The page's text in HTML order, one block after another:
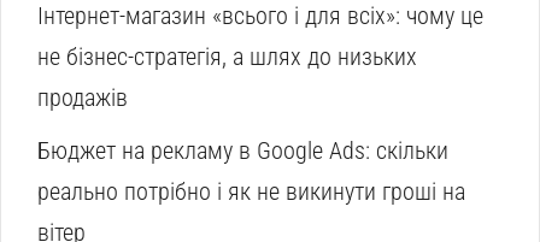
Інтернет-магазин «всього і для всіх»: чому це
не бізнес-стратегія, а шлях до низьких
продажів
Бюджет на рекламу в Google Ads: скільки
реально потрібно і як не викинути гроші на
вітер